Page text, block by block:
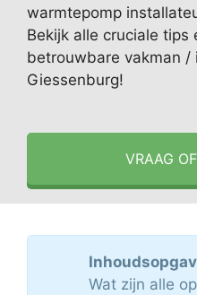
warmtepomp
Bekijk alle cruciale tips
betrouwbare vakman /
Giessenburg!
VRAAG
Wat zijn alle